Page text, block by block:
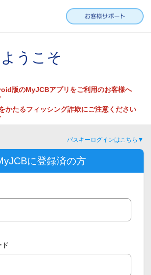
うこそ
版のMyJCBアプリをご利用のお客様へ
かたるフィッシング詐欺にご注意ください
パスキーログインはこちら▼
に登録済の方